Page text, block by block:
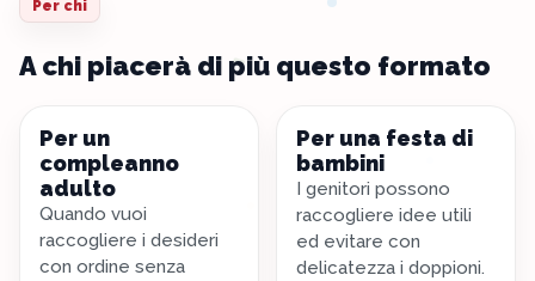
Per chi
A chi piacerà di più questo formato
Per un
compleanno
adulto
Quando vuoi
raccogliere i desideri
con ordine senza
Per una festa di
bambini
I genitori possono
raccogliere idee utili
ed evitare con
delicatezza i doppioni.